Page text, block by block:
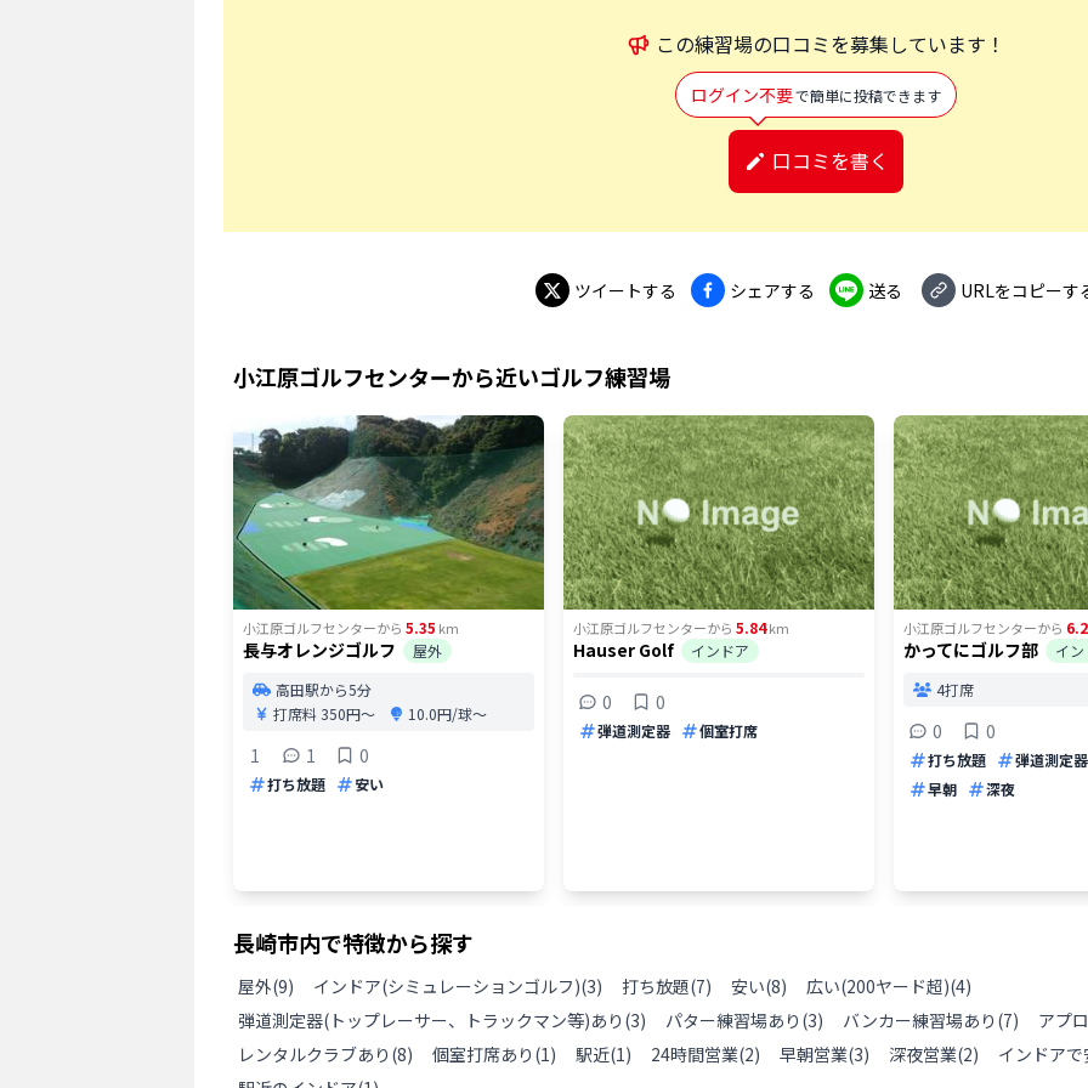
この練習場の口コミを募集しています！
ログイン不要で簡単に投稿できます
口コミを書く
ツイートする シェアする 送る URLをコピーす
小江原ゴルフセンターから近いゴルフ練習場
小江原ゴルフセンターから 5.35 km
長与オレンジゴルフ
屋外
高田駅から5分
打席料350円〜 10.0円/球〜
1 1 0
打ち放題 安い
小江原ゴルフセンターから 5.84km
Hauser Golf インドア
0 0
弾道測定器 個室打席
小江原ゴルフセンターから
かってにゴルフ部
イ
4打席
0 0
打ち放題
弾道測定器
早朝
深夜
長崎市内で特徴から探す
屋外(9) インドア(シミュレーションゴルフ)(3) 打ち放題(7) 安い(8) 広い(200ヤード超)(4)
弾道測定器(トップレーサー、トラックマン等)あり (3) パター練習場あり (3) バンカー練習場あり (7)
アプ
レンタルクラブあり (8) 個室打席あり (1) 駅近(1) 24時間営業(2) 早朝営業(3) 深夜営業(2)
インドアで